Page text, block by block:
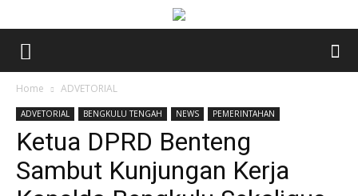
Home ADVETORIAL
ADVETORIAL BENGKULU TENGAH NEWS PEMERINTAHAN
Ketua DPRD Benteng
Sambut Kunjungan Kerja